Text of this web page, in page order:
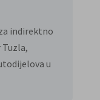
indirektno
u